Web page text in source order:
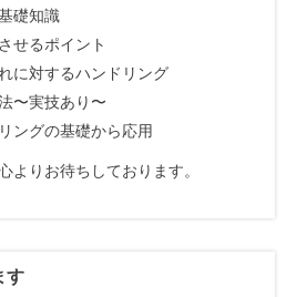
礎知識
せるポイント
に対するハンドリング
〜実技あり〜
ングの基礎から応用
よりお待ちしております。
す